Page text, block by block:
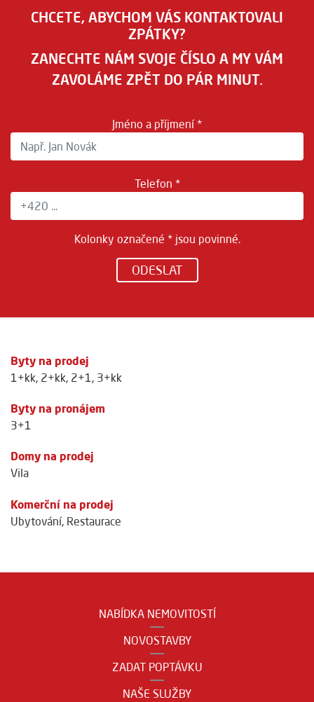
CHCETE, ABYCHOM VÁS KONTAKTOVALI
ZPÁTKY?
ZANECHTE NÁM SVOJE ČÍSLO A MY VÁM
ZAVOLÁME ZPĚT DO PÁR MINUT.
Jméno a příjmení *
Telefon *
Kolonky označené * jsou povinné.
ODESLAT
Byty na prodej
1+kk, 2+kk, 2+1, 3+kk
Byty na pronájem
3+1
Domy na prodej
Vila
Komerční na prodej
Ubytování, Restaurace
NABÍDKA NEMOVITOSTÍ
NOVOSTAVBY
ZADAT POPTÁVKU
NAŠE SLUŽBY